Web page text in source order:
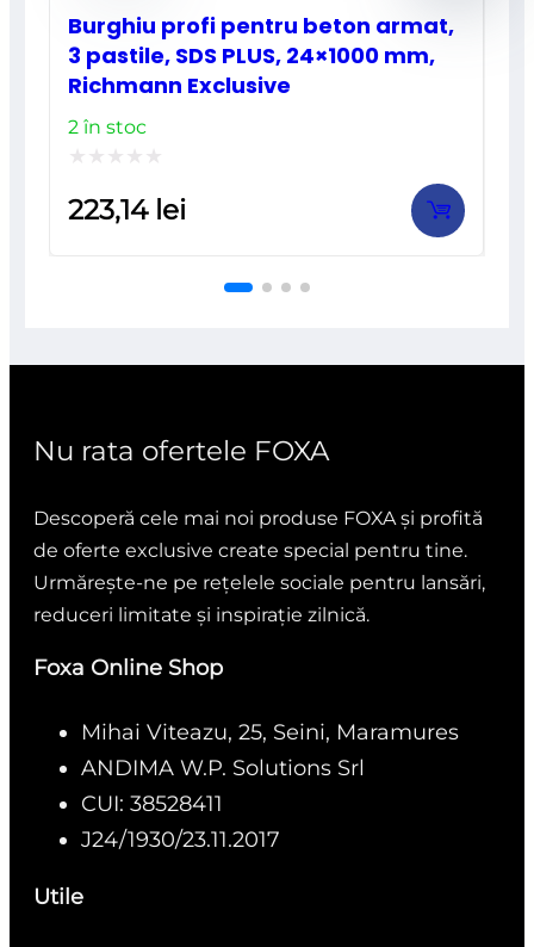
Burghiu profi pentru beton armat,
3 pastile, SDS PLUS, 24×1000 mm,
Richmann Exclusive
2 în stoc
la
223,14 lei
Nu rata ofertele FOXA
Descoperă cele mai noi produse FOXA și profită
de oferte exclusive create special pentru tine.
Urmărește-ne pe rețelele sociale pentru lansări,
reduceri limitate și inspirație zilnică.
Foxa Online Shop
Mihai Viteazu, 25, Seini, Maramures
ANDIMA W.P. Solutions Srl
CUI: 38528411
J24/1930/23.11.2017
Utile